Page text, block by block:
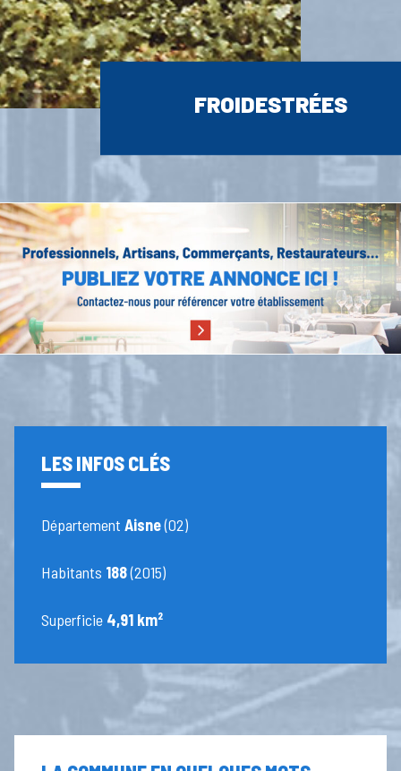
FROIDESTRÉES
LES INFOS CLÉS
DépartementAisne(02)
Habitants 188(2015)
Superficie 4,91 km²